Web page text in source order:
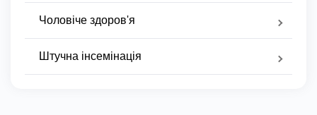
Чоловіче здоров'я
Штучна інсемінація